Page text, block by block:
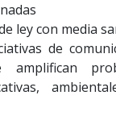
ley con media
de
amplifican